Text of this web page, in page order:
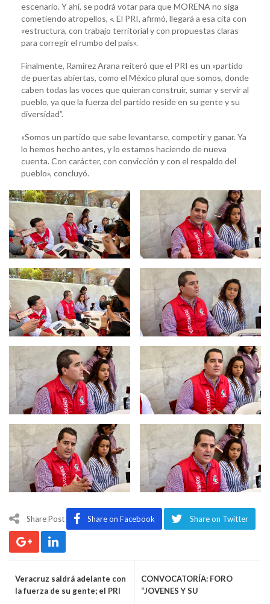
escenario. Y ahí, se podrá votar para que MORENA no siga
cometiendo atropellos, «. El PRI, afirmó, llegará a esa cita con
«estructura, con trabajo territorial y con propuestas claras
para corregir el rumbo del país».
Finalmente, Ramírez Arana reiteró que el PRI es un «partido
de puertas abiertas, como el México plural que somos, donde
caben todas las voces que quieran construir, sumar y servir al
pueblo, ya que la fuerza del partido reside en su gente y su
diversidad”.
«Somos un partido que sabe levantarse, competir y ganar. Ya
lo hemos hecho antes, y lo estamos haciendo de nueva
cuenta. Con carácter, con convicción y con el respaldo del
pueblo», concluyó.
Share Post Share on Facebook Share on Twitter
Veracruz saldrá adelante con
la fuerza de su gente; el PRI
CONVOCATORÍA: FORO
“JOVENES Y SU